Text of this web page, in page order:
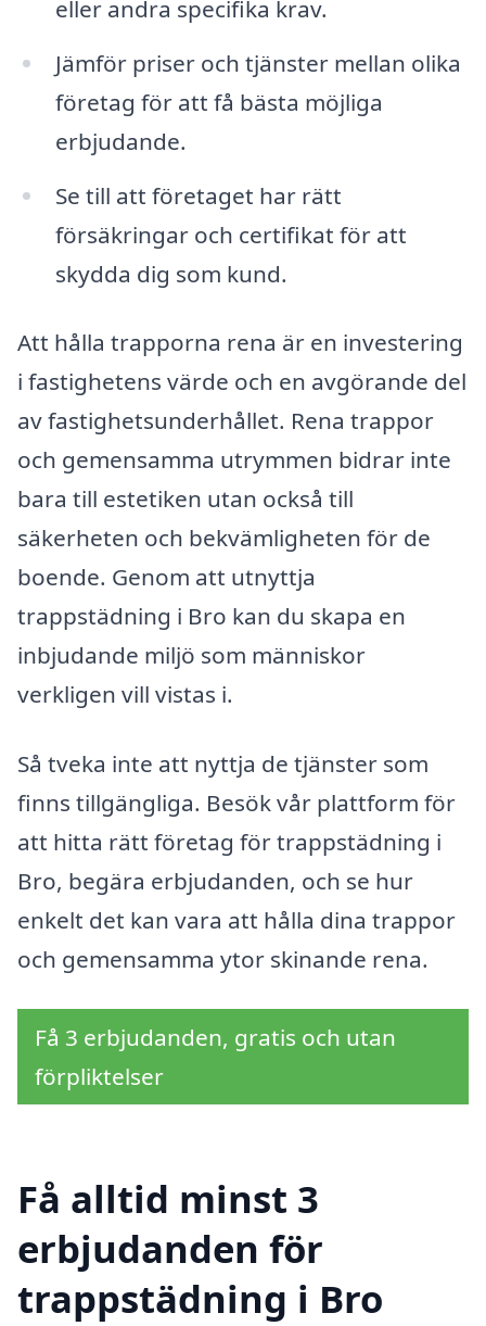
eller andra specifika krav.
Jämför priser och tjänster mellan olika
företag för att få bästa möjliga
erbjudande.
Se till att företaget har rätt
försäkringar och certifikat för att
skydda dig som kund.
Att hålla trapporna rena är en investering
i fastighetens värde och en avgörande del
av fastighetsunderhållet. Rena trappor
och gemensamma utrymmen bidrar inte
bara till estetiken utan också till
säkerheten och bekvämligheten för de
boende. Genom att utnyttja
trappstädning i Bro kan du skapa en
inbjudande miljö som människor
verkligen vill vistas i.
Så tveka inte att nyttja de tjänster som
finns tillgängliga. Besök vår plattform för
att hitta rätt företag för trappstädning i
Bro, begära erbjudanden, och se hur
enkelt det kan vara att hålla dina trappor
och gemensamma ytor skinande rena.
Få 3 erbjudanden, gratis och utan
förpliktelser
Få alltid minst 3
erbjudanden för
trappstädning i Bro